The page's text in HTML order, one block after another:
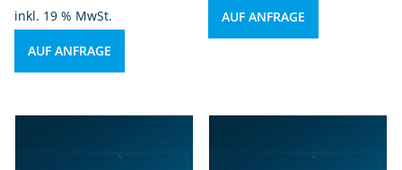
inkl. 19 % MwSt.
AUF ANFRAGE
AUF ANFRAGE